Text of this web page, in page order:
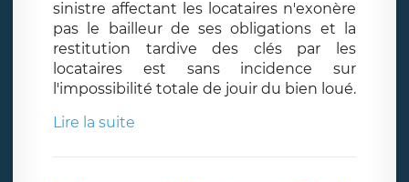
sinistre affectant les locataires n'exonère
pas le bailleur de ses obligations et la
restitution tardive des clés par les
locataires est sans incidence sur
l'impossibilité totale de jouir du bien loué.
Lire la suite